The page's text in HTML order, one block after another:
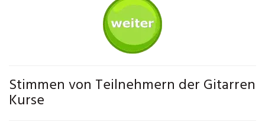
Stimmen von Teilnehmern der Gitarren
Kurse